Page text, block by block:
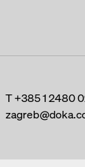
T+385 1 2480